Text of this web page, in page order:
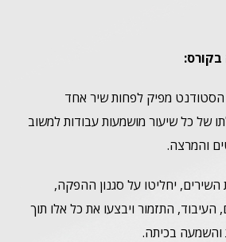
בקורס:
מפיק לפחות שיר אחד
של כל שיעור מושמעות עבודות למשוב
והמרצה.
יחליטו על סגנון ההפקה,
התזמור ויבצעו את כל אלו תוך
והשמעה בכיתה.